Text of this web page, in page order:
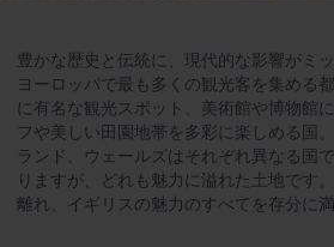
豊かな歴史と伝統に、現代的な影響がミ
ヨーロッパで最も多くの観光客を集める
に有名な観光スポット、美術館や博物館
フや美しい田園地帯を多彩に楽しめる国
ランド、ウェールズはそれぞれ異なる国
りますが、どれも魅力に溢れた土地です
離れ、イギリスの魅力のすべてを存分に